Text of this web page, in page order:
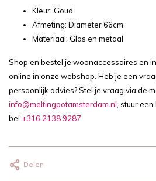
Kleur: Goud
Afmeting: Diameter 66cm
Materiaal: Glas en metaal
Shop en bestel je woonaccessoires en
online in onze webshop. Heb je een
persoonlijk advies? Stel je vraag via de
info@meltingpotamsterdam.nl, stuur
bel +316 2138 9287
Delen